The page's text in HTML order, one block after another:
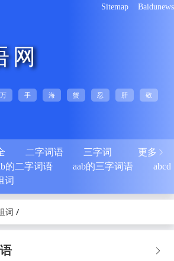
Sitemap Baidunews
网
手 海 蟹 忍 肝 敬
更多 
二字词语
三字词
的二字词语 aab的三字词语
abcd
词
词 /
